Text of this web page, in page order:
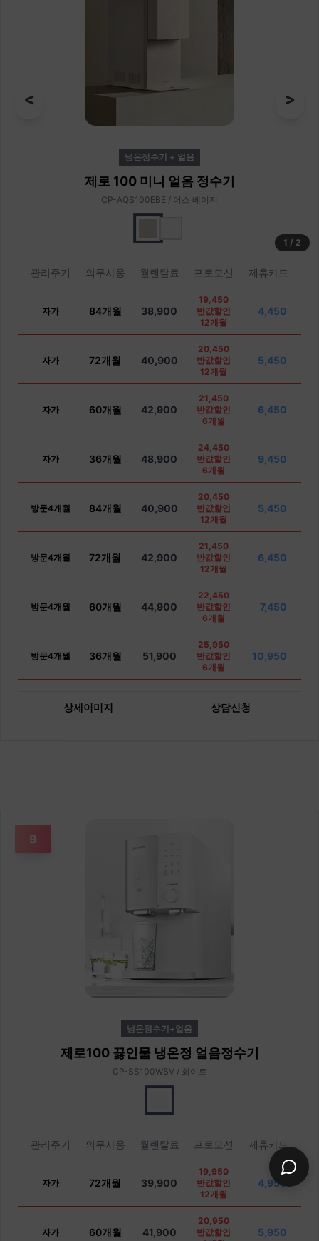
< >
냉온정수기 + 얼음
제로 100 미니 얼음 정수기
CP-AQS100EBE / 어스 베이지
1 / 2
관리주기 의무사용 월렌탈료 프로모션 제휴카드
자가 84개월 38,900
19,450
반값할인
12개월
4,450
자가 72개월 40,900
20,450
반값할인
12개월
5,450
자가 60개월 42,900
21,450
반값할인
6개월
6,450
자가 36개월 48,900
24,450
반값할인
6개월
9,450
방문4개월 84개월 40,900
20,450
반값할인
12개월
5,450
방문4개월 72개월 42,900
21,450
반값할인
12개월
6,450
방문4개월 60개월 44,900
22,450
반값할인
6개월
7,450
방문4개월 36개월 51,900
25,950
반값할인
6개월
10,950
상세이미지 상담신청
9
냉온정수기+얼음
제로100 끓인물 냉온정 얼음정수기
CP-SS100WSV / 화이트
관리주기 의무사용 월렌탈료 프로모션 제휴카드
자가 72개월 39,900
19,950
반값할인
12개월
4,950
자가 60개월 41,900
20,950
반값할인
5,950